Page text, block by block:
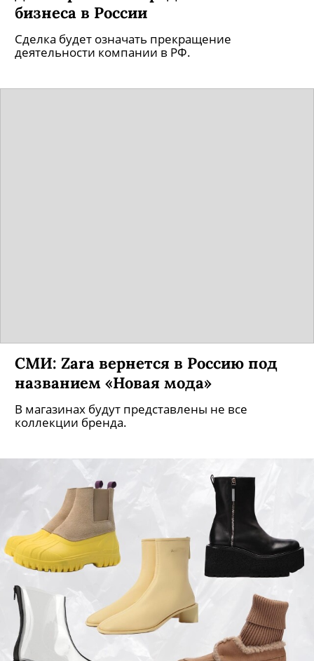
бизнеса в России
Сделка будет означать прекращение
деятельности компании в РФ.
СМИ: Zara вернется в Россию под
названием «Новая мода»
В магазинах будут представлены не все
коллекции бренда.